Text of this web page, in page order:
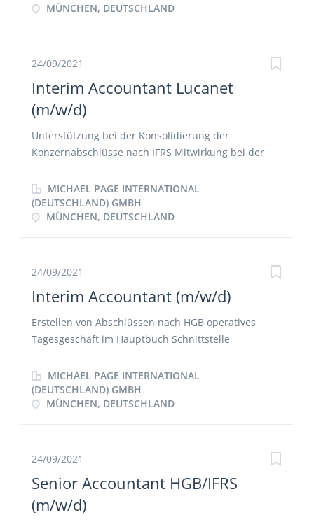
MÜNCHEN, DEUTSCHLAND
24/09/2021
Interim Accountant Lucanet
(m/w/d)
Unterstützung bei der Konsolidierung der
Konzernabschlüsse nach IFRS Mitwirkung bei der
(Lucanet) Rolle als Ansprechpartner bei
Konsolidierungs- und Bilanzierungsfragen
MICHAEL PAGE INTERNATIONAL
(DEUTSCHLAND) GMBH
MÜNCHEN, DEUTSCHLAND
24/09/2021
Interim Accountant (m/w/d)
Erstellen von Abschlüssen nach HGB operatives
Tagesgeschäft im Hauptbuch Schnittstelle
Rückstellungen Anlagenbuchhaltung
MICHAEL PAGE INTERNATIONAL
(DEUTSCHLAND) GMBH
MÜNCHEN, DEUTSCHLAND
24/09/2021
Senior Accountant HGB/IFRS
(m/w/d)